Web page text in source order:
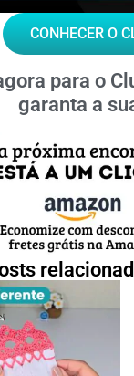
CONHECER O
para o
garanta a